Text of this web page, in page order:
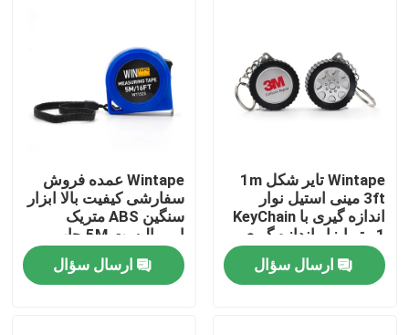
درباره ما
کنترل کیفیت
با ما تماس بگیرید
Wintape تایر شکل 1m
3ft مینی استیل نوار
اندازه گیری با KeyChain
1 متر ابزار اندازه گیری
قابل حمل برای مکانیک
ارسال سؤال
Wintape عمده فروش
سفارشی کیفیت بالا ابزار
سنگین ABS متریک
امپریالیست 5M چاپ
لوگو سفارشی استیل
نوار اندازه گیری
ارسال سؤال